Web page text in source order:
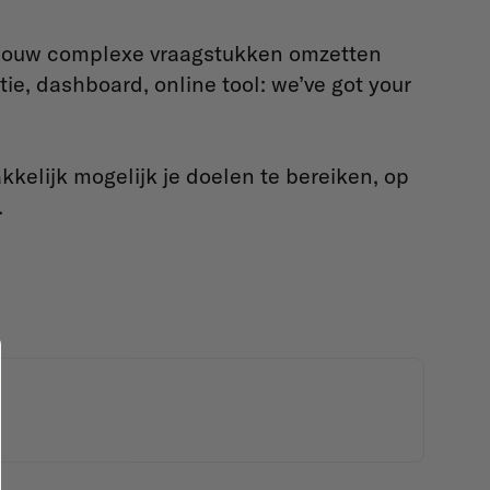
complexe vraagstukken omzetten
dashboard, online tool: we’ve got your
mogelijk je doelen te bereiken, op